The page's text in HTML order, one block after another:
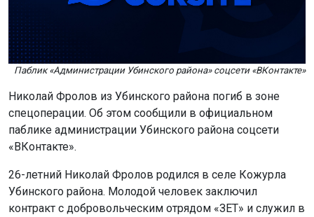
Паблик «Администрации Убинского района» соцсети «ВКонтакте»
Николай Фролов из Убинского района погиб в зоне
спецоперации. Об этом сообщили в официальном
паблике администрации Убинского района соцсети
«ВКонтакте».
26-летний Николай Фролов родился в селе Кожурла
Убинского района. Молодой человек заключил
контракт с добровольческим отрядом «ЗЕТ» и служил в